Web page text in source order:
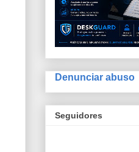
Denunciar abuso
Seguidores